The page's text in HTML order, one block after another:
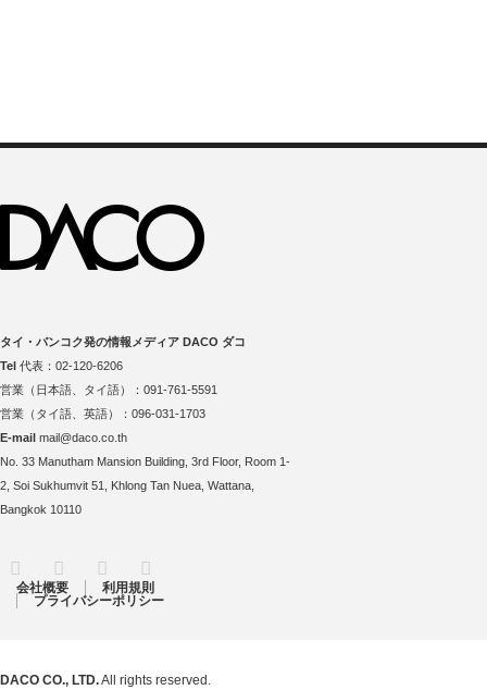
タイ・バンコク発の情報メディア DACO ダコ
Tel 代表：02-120-6206
営業（日本語、タイ語）：091-761-5591
営業（タイ語、英語）：096-031-1703
E-mail mail@daco.co.th
No. 33 Manutham Mansion Building, 3rd Floor, Room 1-
2, Soi Sukhumvit 51, Khlong Tan Nuea, Wattana,
Bangkok 10110
Twitter FacebookInstagram
会社概要
利用規則
プライバシーポリシー
DACO CO., LTD.All rights reserved.